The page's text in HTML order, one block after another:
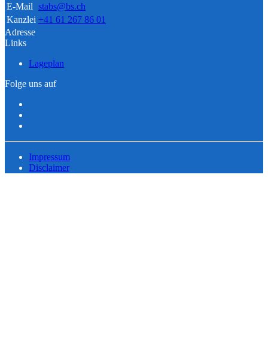
E-Mail stabs@bs.ch
Kanzlei +41 61 267 86 01
Adresse
Links
Lageplan
Folge uns auf
Impressum
Disclaimer